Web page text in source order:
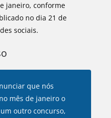
janeiro, conforme
no dia 21 de
sociais.
que nós
mês de janeiro o
outro concurso,